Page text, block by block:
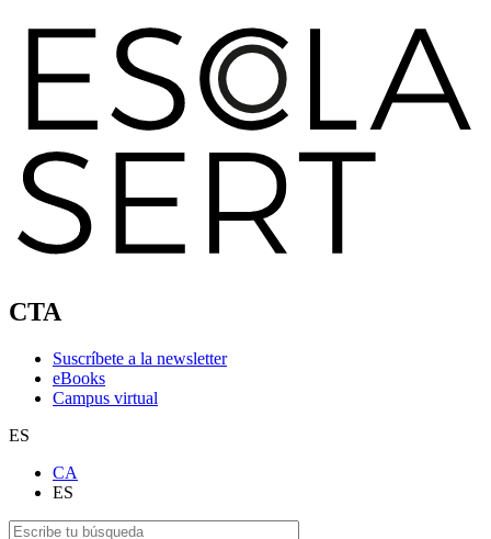
CTA
Suscríbete a la newsletter
eBooks
Campus virtual
ES
CA
ES